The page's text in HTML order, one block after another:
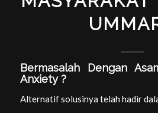
Bermasalah Dengan
Anxiety ?
Alternatif solusinya telah hadir